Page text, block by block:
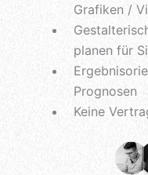
Grafiken /
planen für
Prognosen
Keine